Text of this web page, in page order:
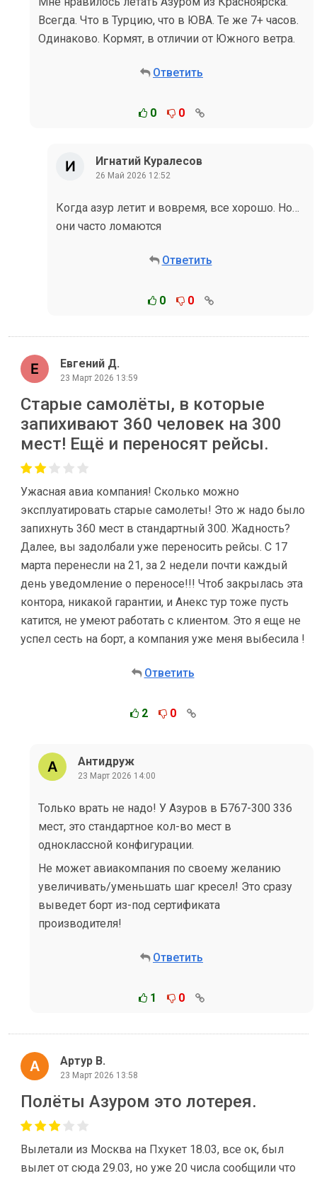
Всегда. Что в Турцию, что в ЮВА. Те же 7+ часов.
Одинаково. Кормят, в отличии от Южного ветра.
Ответить
0 0
Игнатий Куралесов
26 Май 2026 12:52
Когда азур летит и вовремя, все хорошо. Но…
они часто ломаются
Ответить
0 0
Евгений Д.
23 Март 2026 13:59
Старые самолёты, в которые
запихивают 360 человек на 300
мест! Ещё и переносят рейсы.
Ужасная авиа компания! Сколько можно
эксплуатировать старые самолеты! Это ж надо было
запихнуть 360 мест в стандартный 300. Жадность?
Далее, вы задолбали уже переносить рейсы. С 17
марта перенесли на 21, за 2 недели почти каждый
день уведомление о переносе!!! Чтоб закрылась эта
контора, никакой гарантии, и Анекс тур тоже пусть
катится, не умеют работать с клиентом. Это я еще не
успел сесть на борт, а компания уже меня выбесила !
Ответить
2 0
Антидруж
23 Март 2026 14:00
Только врать не надо! У Азуров в Б767-300 336
мест, это стандартное кол-во мест в
одноклассной конфигурации.
Не может авиакомпания по своему желанию
увеличивать/уменьшать шаг кресел! Это сразу
выведет борт из-под сертификата
производителя!
Ответить
1 0
Артур В.
23 Март 2026 13:58
Полёты Азуром это лотерея.
Вылетали из Москва на Пхукет 18.03, все ок, был
вылет от сюда 29.03, но уже 20 числа сообщили что